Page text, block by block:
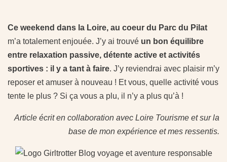
Ce weekend dans la Loire, au coeur du Parc du Pilat
m’a totalement enjouée. J’y ai trouvé un bon équilibre
entre relaxation passive, détente active et activités
sportives : il y a tant à faire. J’y reviendrai avec plaisir m’y
reposer et amuser à nouveau ! Et vous, quelle activité vous
tente le plus ? Si ça vous a plu, il n’y a plus qu’à !
Article écrit en collaboration avec Loire Tourisme et sur la
base de mon expérience et mes ressentis.